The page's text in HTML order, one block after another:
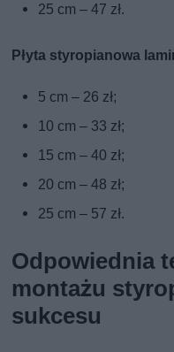
25 cm – 47 zł.
Płyta styropianowa
5 cm – 26 zł;
10 cm – 33 zł;
15 cm – 40 zł;
20 cm – 48 zł;
25 cm – 57 zł.
Odpowiednia
montażu
sukcesu